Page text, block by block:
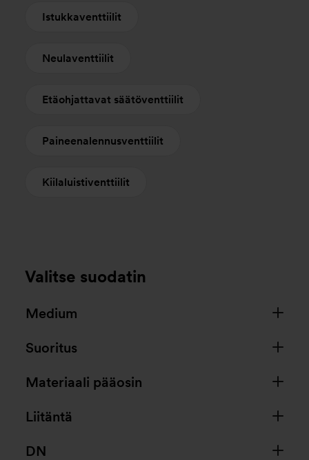
Istukkaventtiilit
Neulaventtiilit
Etäohjattavat säätöventtiilit
Paineenalennusventtiilit
Kiilaluistiventtiilit
Valitse suodatin
Medium
Suoritus
Materiaali pääosin
Liitäntä
DN